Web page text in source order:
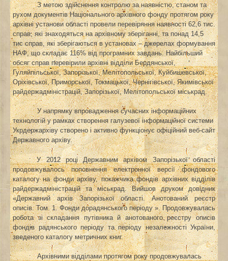
З метою здійснення контролю за наявністю, станом та
рухом документів Національного архівного фонду протягом року
архівні установи області провели перевіряння наявності 62,6 тис.
справ, які знаходяться на архівному зберіганні, та понад 14,5
тис справ, які зберігаються в установах – джерелах формування
НАФ, що складає 116% від програмних завдань. Найбільший
обсяг справ перевірили архівні відділи Бердянської,
Гуляйпільської, Запорізької, Мелітопольської, Куйбишевської,
Оріхівської, Приморської, Токмацької, Чернігівської, Якимівської
райдержадміністрацій, Запорізької, Мелітопольської міськрад.
У напрямку впровадження сучасних інформаційних
технологій у рамках створення галузевої інформаційної системи
Укрдержархіву створено і активно функціонує офіційний веб-сайт
Державного архіву.
У 2012 році Державним архівом Запорізької області
продовжувалось поповнення електронної версії фондового
каталогу на фонди архіву, покажчика фондів архівних відділів
райдержадміністрацій та міськрад. Вийшов друком довідник
«Державний архів Запорізької області. Анотований реєстр
описів. Том. 1. Фонди дорадянського періоду ». Продовжувалась
робота зі складання путівника й анотованого реєстру описів
фондів радянського періоду та періоду незалежності України,
зведеного каталогу метричних книг.
Архівними відділами протягом року продовжувалась